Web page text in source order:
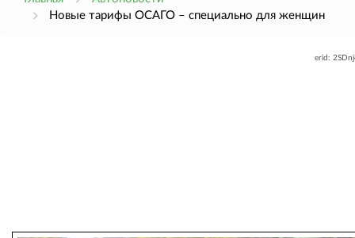
Новые тарифы ОСАГО – специально для женщин
erid: